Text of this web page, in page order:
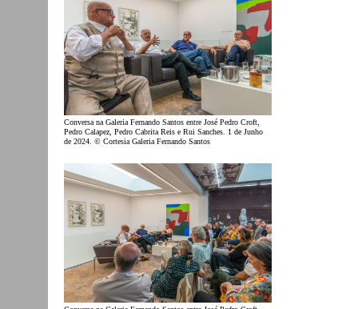
Conversa na Galeria Fernando Santos entre José Pedro Croft,
Pedro Calapez, Pedro Cabrita Reis e Rui Sanches. 1 de Junho
de 2024. © Cortesia Galeria Fernando Santos